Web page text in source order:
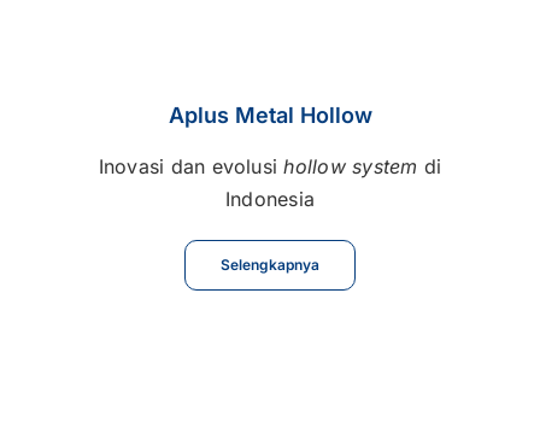
Aplus Metal Hollow
Inovasi dan evolusihollow system di
Indonesia
Selengkapnya